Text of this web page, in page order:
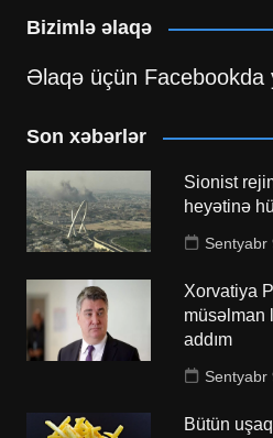
Bizimlə əlaqə
Əlaqə üçün Facebookda
Son xəbərlər
Sionist
heyətinə
Sentyabr
Xorvatiya
müsəlman
addım
Sentyabr
Bütün